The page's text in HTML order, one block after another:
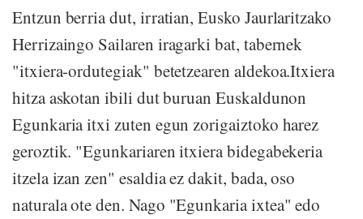
Entzun berria dut, irratian, Eusko Jaurlaritzako
Herrizaingo Sailaren iragarki bat, tabernek
"itxiera-ordutegiak" betetzearen aldekoa.Itxiera
hitza askotan ibili dut buruan Euskaldunon
Egunkaria itxi zuten egun zorigaiztoko harez
geroztik. "Egunkariaren itxiera bidegabekeria
itzela izan zen" esaldia ez dakit, bada, oso
naturala ote den. Nago "Egunkaria ixtea" edo